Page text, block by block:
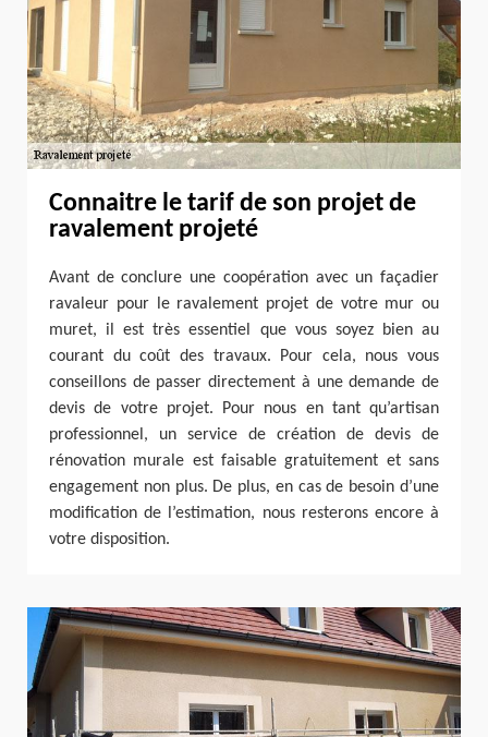
Connaitre le tarif de son projet de
ravalement projeté
Avant de conclure une coopération avec un façadier
ravaleur pour le ravalement projet de votre mur ou
muret, il est très essentiel que vous soyez bien au
courant du coût des travaux. Pour cela, nous vous
conseillons de passer directement à une demande de
devis de votre projet. Pour nous en tant qu’artisan
professionnel, un service de création de devis de
rénovation murale est faisable gratuitement et sans
engagement non plus. De plus, en cas de besoin d’une
modification de l’estimation, nous resterons encore à
votre disposition.